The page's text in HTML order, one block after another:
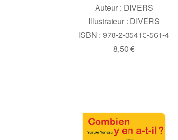
Auteur : DIVERS
Illustrateur : DIVERS
ISBN : 978-2-35413-561-4
8,50 €